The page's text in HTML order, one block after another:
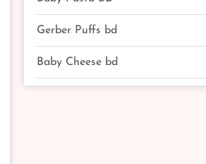
Gerber Puffs bd
Baby Cheese bd